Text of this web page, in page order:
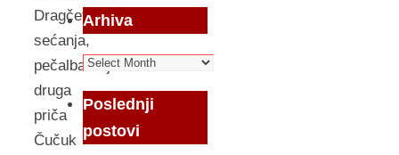
Dragčetova
sećanja,
pečalbarenje
druga
priča
Čučuk
Arhiva
Arhiva
Poslednji
postovi